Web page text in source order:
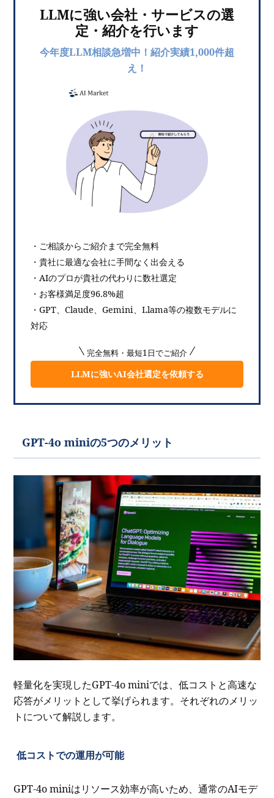
LLMに強い会社・サービスの選
定・紹介を行います
今年度LLM相談急増中！紹介実績1,000件超
え！
・ご相談からご紹介まで完全無料
・貴社に最適な会社に手間なく出会える
・AIのプロが貴社の代わりに数社選定
・お客様満足度96.8%超
・GPT、Claude、Gemini、Llama等の複数モデルに
対応
完全無料・最短1日でご紹介
LLMに強いAI会社選定を依頼する
GPT-4o miniの5つのメリット
軽量化を実現したGPT-4o miniでは、低コストと高速な
応答がメリットとして挙げられます。それぞれのメリッ
トについて解説します。
低コストでの運用が可能
GPT-4o miniはリソース効率が高いため、通常のAIモデ